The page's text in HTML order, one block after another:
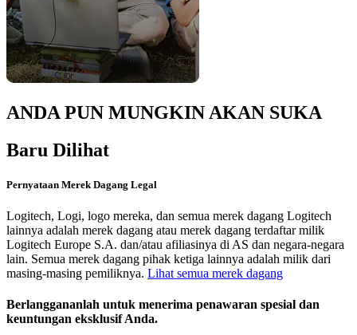
ANDA PUN MUNGKIN AKAN SUKA
Baru Dilihat
Pernyataan Merek Dagang Legal
Logitech, Logi, logo mereka, dan semua merek dagang Logitech
lainnya adalah merek dagang atau merek dagang terdaftar milik
Logitech Europe S.A. dan/atau afiliasinya di AS dan negara-negara
lain. Semua merek dagang pihak ketiga lainnya adalah milik dari
masing-masing pemiliknya. Lihat semua merek dagang
Berlanggananlah untuk menerima penawaran spesial dan
keuntungan eksklusif Anda.